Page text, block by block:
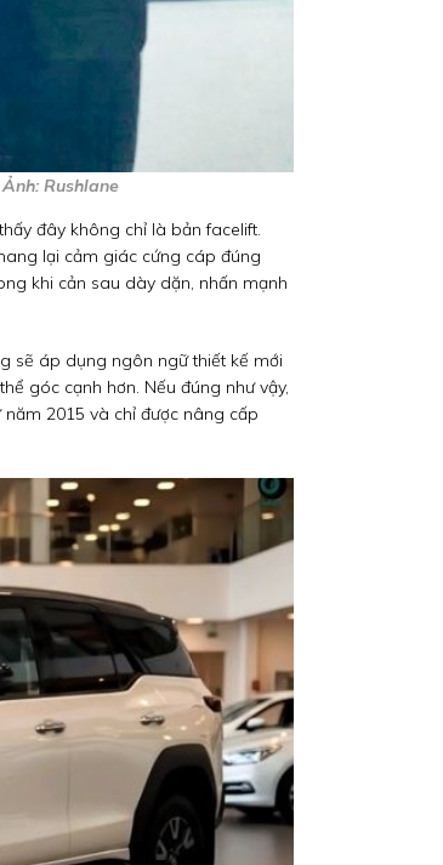
Rushlane
đây không chỉ là bản facelift.
lại cảm giác cứng cáp đúng
khi cản sau dày dặn, nhấn mạnh
sẽ áp dụng ngôn ngữ thiết kế mới
góc cạnh hơn. Nếu đúng như vậy,
2015 và chỉ được nâng cấp